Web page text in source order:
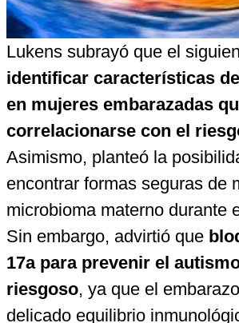
Lukens subrayó que el
identificar características
en mujeres embarazadas
correlacionarse con el
Asimismo, planteó la
encontrar formas seguras de
microbioma materno durante
Sin embargo, advirtió que
17a para prevenir el
riesgoso, ya que el
delicado equilibrio